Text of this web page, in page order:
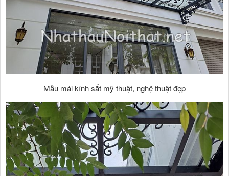
Mẫu mái kính sắt mỹ thuật, nghệ thuật đẹp